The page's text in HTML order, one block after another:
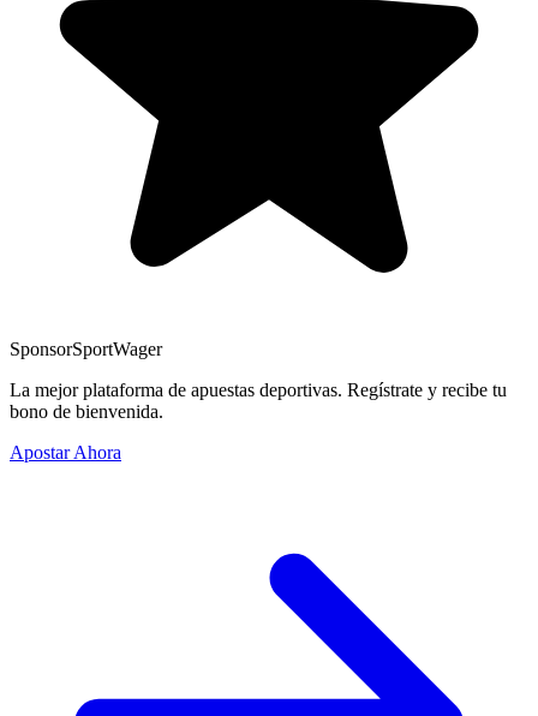
SponsorSportWager
La mejor plataforma de apuestas deportivas. Regístrate y recibe tu
bono de bienvenida.
Apostar Ahora